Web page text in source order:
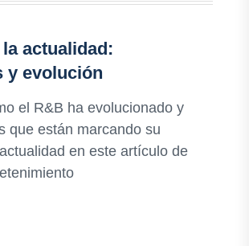
actualidad:
y evolución
el R&B ha evolucionado y
que están marcando su
en este artículo de